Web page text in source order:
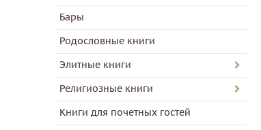
Бары
Родословные книги
Элитные книги
Религиозные книги
Книги для почетных гостей